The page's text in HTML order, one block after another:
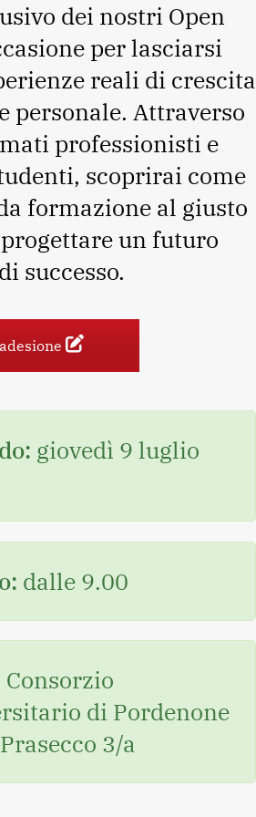
dei nostri Open
per lasciarsi
reali di crescita
personale. Attraverso
professionisti e
scoprirai come
formazione al giusto
un futuro
successo.
giovedì 9 luglio
dalle 9.00
Consorzio
di Pordenone
3/a